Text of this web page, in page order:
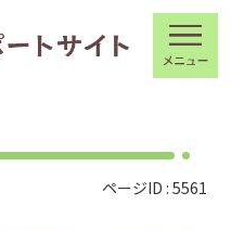
ページID : 5561